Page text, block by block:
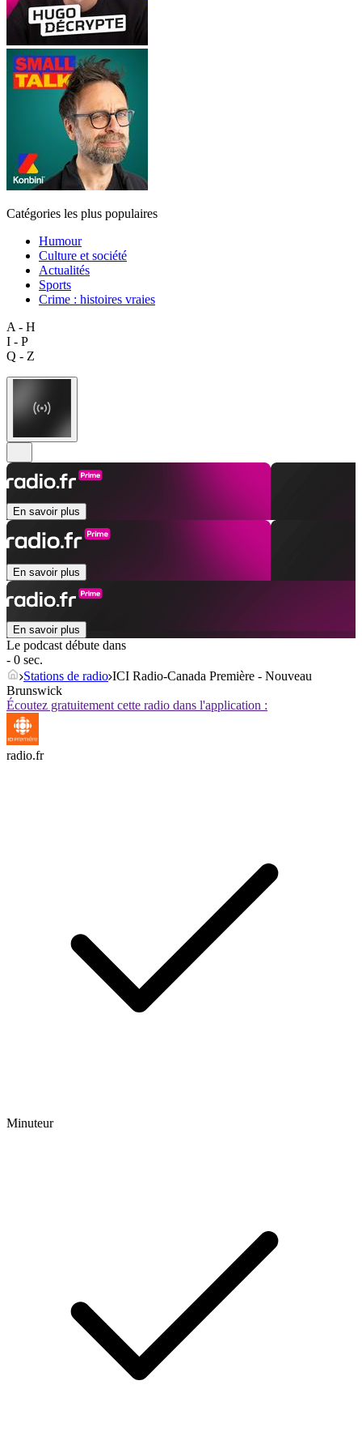
Catégories les plus populaires
Humour
Culture et société
Actualités
Sports
Crime : histoires vraies
A - H
I - P
Q - Z
En savoir plus
En savoir plus
En savoir plus
Le podcast débute dans
- 0 sec.
Stations de radio ICI Radio-Canada Première - Nouveau
Brunswick
Écoutez gratuitement cette radio dans l'application :
radio.fr
Minuteur